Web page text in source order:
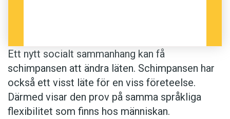
Ett nytt socialt sammanhang kan få
schimpansen att ändra läten. Schimpansen har
också ett visst läte för en viss företeelse.
Därmed visar den prov på samma språkliga
flexibilitet som finns hos människan.